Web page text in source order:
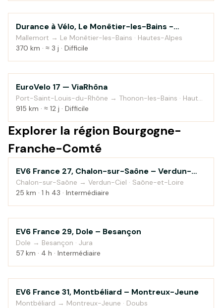
Au fil de l'eau
Durance à Vélo, Le Monêtier-les-Bains -
Sisteron
Mallemort → Le Monêtier-les-Bains · Hautes-Alpes
370 km · ≈ 3 j · Difficile
Au fil de l'eau
EuroVelo 17 — ViaRhôna
Port-Saint-Louis-du-Rhône → Thonon-les-Bains · Haute-
Savoie
915 km · ≈ 12 j · Difficile
Explorer la région Bourgogne-
Franche-Comté
Au fil de l'eau
EV6 France 27, Chalon-sur-Saône – Verdun-
sur-le-Doubs
Chalon-sur-Saône → Verdun-Ciel · Saône-et-Loire
25 km · 1 h 43 · Intermédiaire
Campagne
EV6 France 29, Dole – Besançon
Dole → Besançon · Jura
57 km · 4 h · Intermédiaire
Au fil de l'eau
EV6 France 31, Montbéliard – Montreux-Jeune
Montbéliard → Montreux-Jeune · Doubs